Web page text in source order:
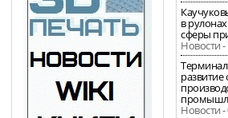
в
сферы
Новости -
развитие
Новости -